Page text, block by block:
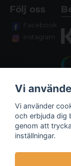
Följ oss
Facebook
Instagram
Vi
Vi använder
och erbjuda dig
genom att
inställningar.